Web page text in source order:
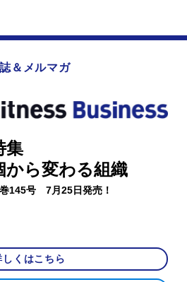
＆メルマガ
集
から変わる組織
145号 7月25日発売！
しくはこちら